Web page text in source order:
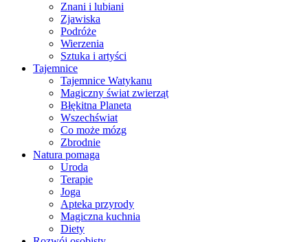
Znani i lubiani
Zjawiska
Podróże
Wierzenia
Sztuka i artyści
Tajemnice
Tajemnice Watykanu
Magiczny świat zwierząt
Błękitna Planeta
Wszechświat
Co może mózg
Zbrodnie
Natura pomaga
Uroda
Terapie
Joga
Apteka przyrody
Magiczna kuchnia
Diety